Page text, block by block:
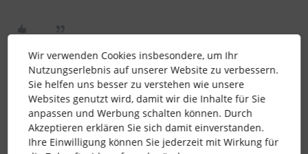
AlexB Forum|Forum|3 years ago
Sowas könntest Du unter “Einstellungen” → “Mitarbeiter”
→ “Mitarbeiterinformationen” tun.
Wir verwenden Cookies insbesondere, um Ihr
Nutzungserlebnis auf unserer Website zu verbessern.
Sie helfen uns besser zu verstehen wie unsere
Websites genutzt wird, damit wir die Inhalte für Sie
anpassen und Werbung schalten können. Durch
Akzeptieren erklären Sie sich damit einverstanden.
Ihre Einwilligung können Sie jederzeit mit Wirkung für